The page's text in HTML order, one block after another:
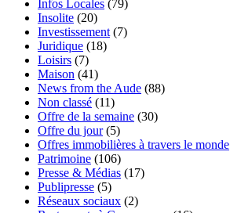
Infos Locales (79)
Insolite (20)
Investissement (7)
Juridique (18)
Loisirs (7)
Maison (41)
News from the Aude (88)
Non classé (11)
Offre de la semaine (30)
Offre du jour(5)
Offres immobilières à travers le monde
Patrimoine (106)
Presse & Médias (17)
Publipresse (5)
Réseaux sociaux (2)